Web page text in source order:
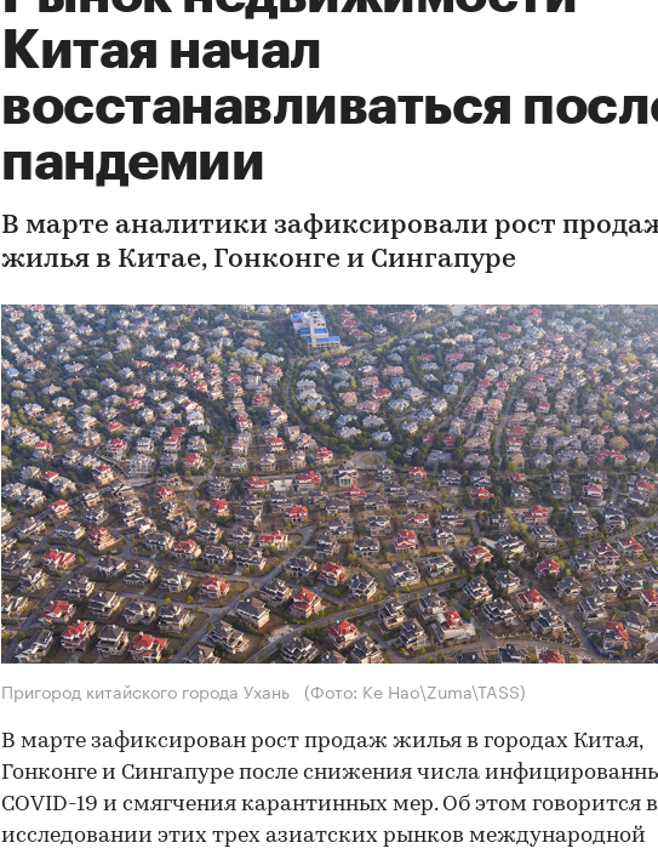
Китая начал
восстанавливаться
пандемии
В марте аналитики зафиксировали рост
жилья в Китае, Гонконге и Сингапуре
Пригород китайского города Ухань (Фото: Ke Hao\Zuma\TASS)
В марте зафиксирован рост продаж жилья в городах Китая,
Гонконге и Сингапуре после снижения числа
COVID-19 и смягчения карантинных мер. Об этом говорится в
исследовании этих трех азиатских рынков международной